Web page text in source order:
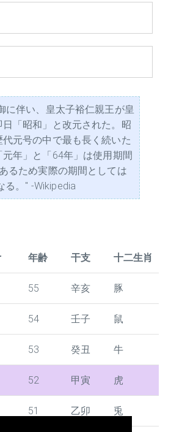
に伴い、皇太子裕仁親王が皇
「昭和」と改元された。昭
元号の中で最も長く続いた
年」と「64年」は使用期間
るため実際の期間としては
る。" -Wikipedia
年齢 干支 十二生肖
55 辛亥 豚
54 壬子 鼠
53 癸丑 牛
52 甲寅 虎
51 乙卯 兎